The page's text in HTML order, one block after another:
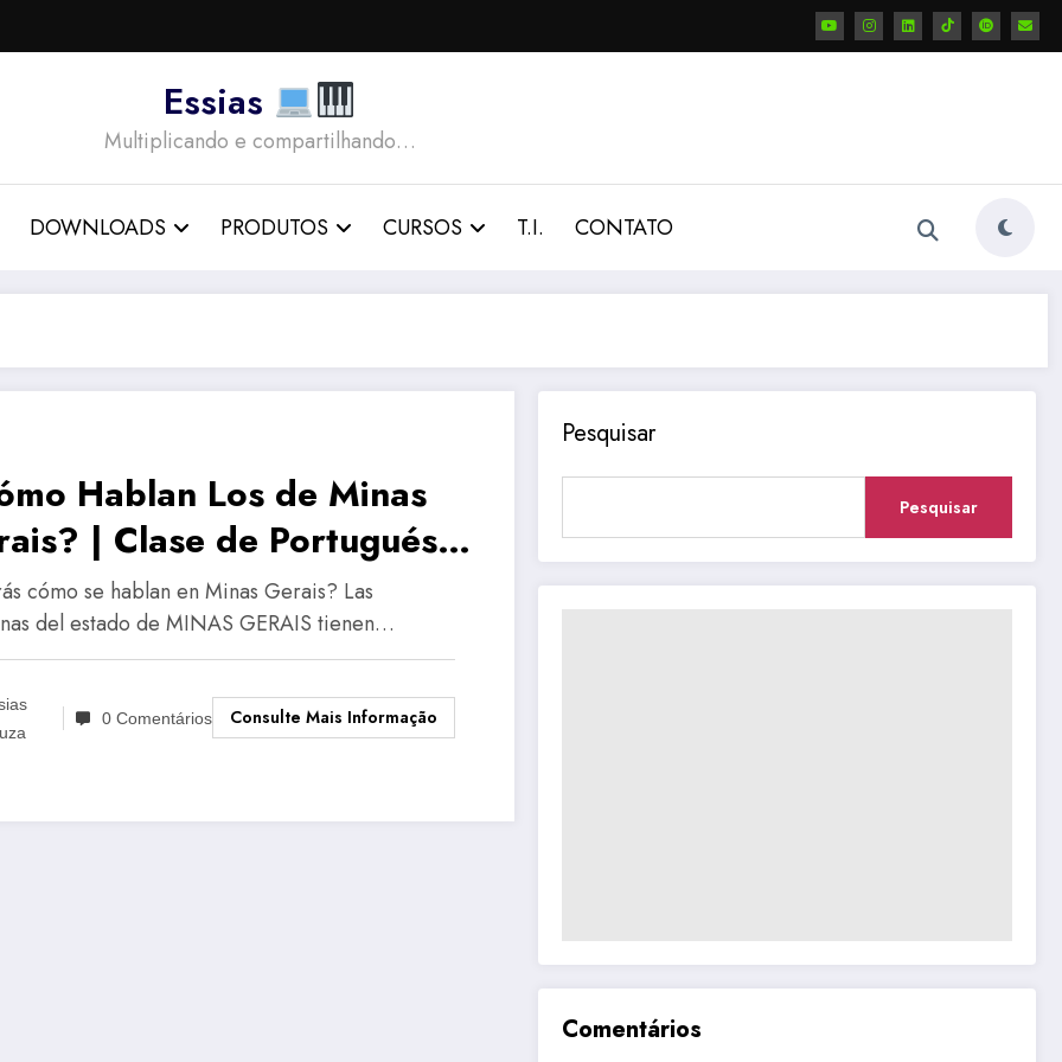
Essias
Multiplicando e compartilhando…
DOWNLOADS PRODUTOS CURSOS T.I. CONTATO
Hablan Los de Minas
| Clase de Portugués
cómo se hablan en Minas Gerais? Las
del estado de MINAS GERAIS tienen…
0 Comentários Consulte Mais Informação
Pesquisar
Pesquisar
Comentários